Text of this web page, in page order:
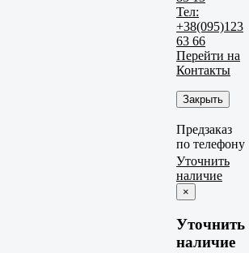
Тел:
+38(095)123
63 66
Перейти на
Контакты
Закрыть
Предзаказ
по телефону
Уточнить
наличие
×
Уточнить
наличие